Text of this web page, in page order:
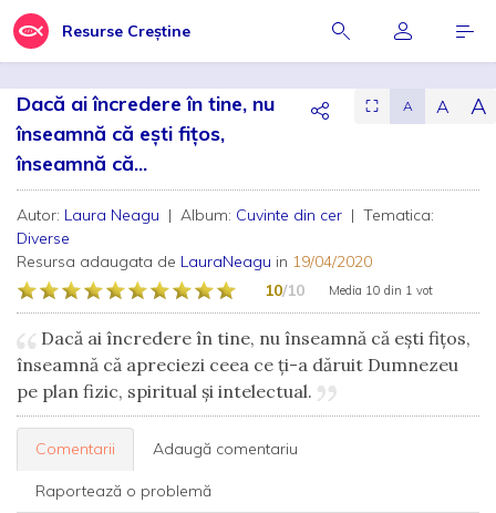
Resurse Creștine
Dacă ai încredere în tine, nu
înseamnă că ești fițos,
înseamnă că...
⛶ A A A
Autor: Laura Neagu | Album: Cuvinte din cer | Tematica:
Diverse
Resursa adaugata de LauraNeagu in 19/04/2020
10/10 Media 10 din 1 vot
Dacă ai încredere în tine, nu înseamnă că ești fițos,
înseamnă că apreciezi ceea ce ți-a dăruit Dumnezeu
pe plan fizic, spiritual și intelectual.
Comentarii Adaugă comentariu
Raportează o problemă